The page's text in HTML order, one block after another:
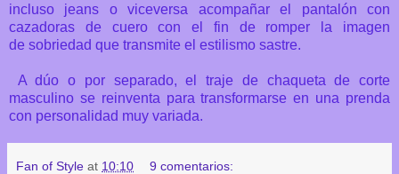
incluso jeans o viceversa acompañar el pantalón con
cazadoras de cuero con el fin de romper la imagen
de sobriedad que transmite el estilismo sastre.
A dúo o por separado, el traje de chaqueta de corte
masculino se reinventa para transformarse en una prenda
con personalidad muy variada.
Fan of Style at 10:10 9 comentarios: